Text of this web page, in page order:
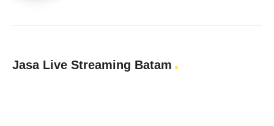
Jasa Live Streaming Batam